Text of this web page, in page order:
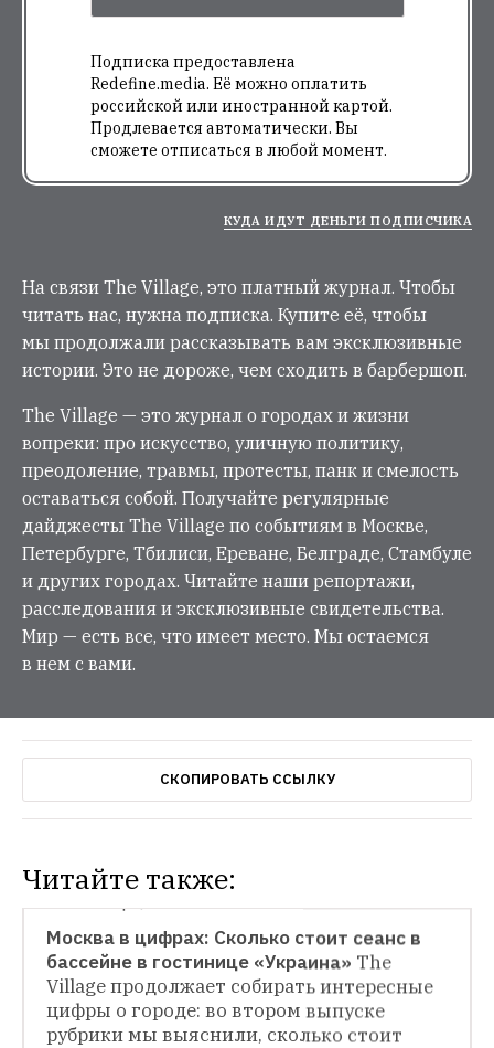
Подписка предоставлена
Redefine.media. Её можно оплатить
российской или иностранной картой.
Продлевается автоматически. Вы
сможете отписаться в любой момент.
КУДА ИДУТ ДЕНЬГИ ПОДПИСЧИКА
На связи The Village, это платный журнал. Чтобы
читать нас, нужна подписка. Купите её, чтобы
мы продолжали рассказывать вам эксклюзивные
истории. Это не дороже, чем сходить в барбершоп.
The Village — это журнал о городах и жизни
вопреки: про искусство, уличную политику,
преодоление, травмы, протесты, панк и смелость
оставаться собой. Получайте регулярные
дайджесты The Village по событиям в Москве,
Петербурге, Тбилиси, Ереване, Белграде, Стамбуле
и других городах. Читайте наши репортажи,
расследования и эксклюзивные свидетельства.
Мир — есть все, что имеет место. Мы остаемся
в нем с вами.
СКОПИРОВАТЬ ССЫЛКУ
Читайте также:
МОСКВА В ЦИФРАХ
Москва в цифрах: Сколько стоит сеанс в
бассейне в гостинице «Украина» The
Village продолжает собирать интересные
цифры о городе: во втором выпуске
рубрики мы выяснили, сколько стоит